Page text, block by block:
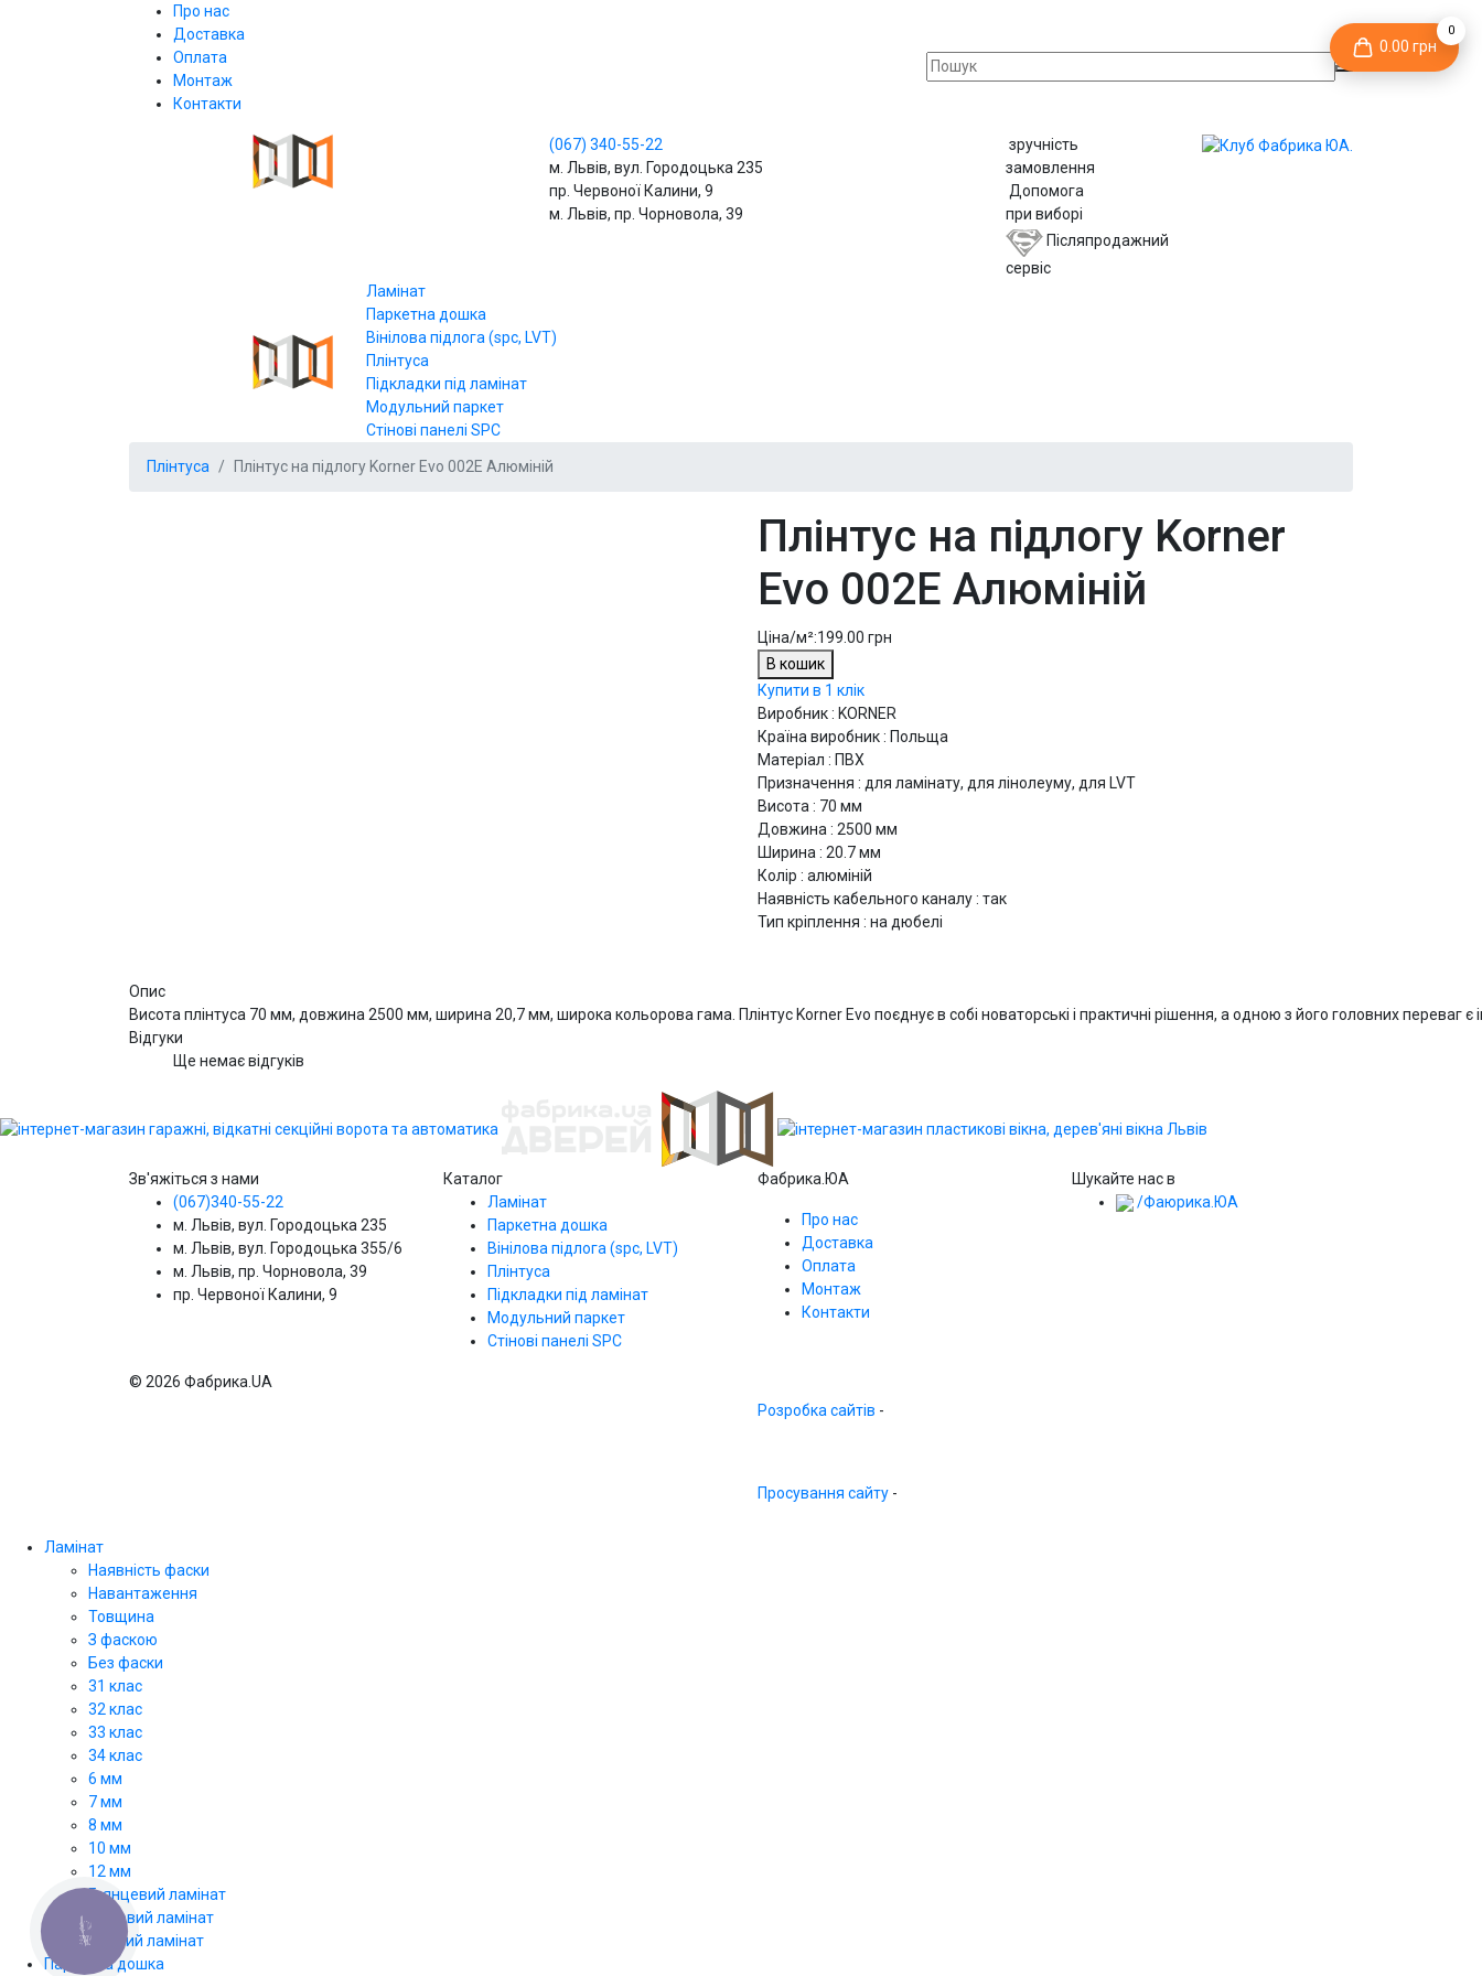
Про нас
Доставка
Оплата
Монтаж
Контакти
0.00 грн
0
(067) 340-55-22
м. Львів, вул. Городоцька 235
пр. Червоної Калини, 9
м. Львів, пр. Чорновола, 39
зручність
замовлення
Допомога
при виборі
Післяпродажний
сервіс
Ламінат
Паркетна дошка
Вінілова підлога (spc, LVT)
Плінтуса
Підкладки під ламінат
Модульний паркет
Стінові панелі SPС
Плінтуса Плінтус на підлогу Korner Evo 002Е Алюміній
Плінтус на підлогу Korner
Evo 002Е Алюміній
Ціна/м²:199.00 грн
В кошик
Купити в 1 клік
Виробник : KORNER
Країна виробник : Польща
Матеріал : ПВХ
Призначення : для ламінату, для лінолеуму, для LVT
Висота : 70 мм
Довжина : 2500 мм
Ширина : 20.7 мм
Колір : алюміній
Наявність кабельного каналу : так
Тип кріплення : на дюбелі
Опис
Висота плінтуса 70 мм, довжина 2500 мм, ширина 20,7 мм, широка кольорова гама. Плінтус Korner Evo поєднує в собі новаторські і практичні рішення, а одною з його головних
Відгуки
Ще немає відгуків
Зв'яжіться з нами
(067)340-55-22
м. Львів, вул. Городоцька 235
м. Львів, вул. Городоцька 355/6
м. Львів, пр. Чорновола, 39
пр. Червоної Калини, 9
Каталог
Ламінат
Паркетна дошка
Вінілова підлога (spc, LVT)
Плінтуса
Підкладки під ламінат
Модульний паркет
Стінові панелі SPС
Фабрика.ЮА
Про нас
Доставка
Оплата
Монтаж
Контакти
Шукайте нас в
/Фаюрика.ЮА
© 2026 Фабрика.UA
Розробка сайтів -
Просування сайту -
Ламінат
Наявність фаски
Навантаження
Товщина
З фаскою
Без фаски
31 клас
32 клас
33 клас
34 клас
6 мм
7 мм
8 мм
10 мм
12 мм
Глянцевий ламінат
Матовий ламінат
Світлий ламінат
Паркетна дошка
КНОПКА
ЗВ'ЯЗКУ